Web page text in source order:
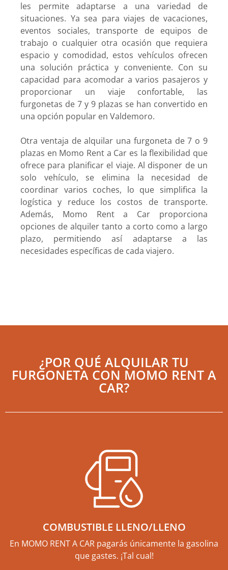
les permite adaptarse a una variedad de
situaciones. Ya sea para viajes de vacaciones,
eventos sociales, transporte de equipos de
trabajo o cualquier otra ocasión que requiera
espacio y comodidad, estos vehículos ofrecen
una solución práctica y conveniente. Con su
capacidad para acomodar a varios pasajeros y
proporcionar un viaje confortable, las
furgonetas de 7 y 9 plazas se han convertido en
una opción popular en Valdemoro.
Otra ventaja de alquilar una furgoneta de 7 o 9
plazas en Momo Rent a Car es la flexibilidad que
ofrece para planificar el viaje. Al disponer de un
solo vehículo, se elimina la necesidad de
coordinar varios coches, lo que simplifica la
logística y reduce los costos de transporte.
Además, Momo Rent a Car proporciona
opciones de alquiler tanto a corto como a largo
plazo, permitiendo así adaptarse a las
necesidades específicas de cada viajero.
¿POR QUÉ ALQUILAR TU
FURGONETA CON MOMO RENT A
CAR?
COMBUSTIBLE LLENO/LLENO
En MOMO RENT A CAR pagarás únicamente la gasolina
que gastes. ¡Tal cual!